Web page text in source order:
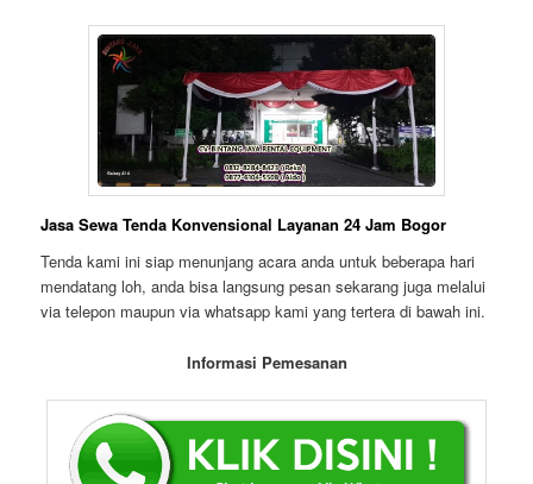
Jasa Sewa Tenda Konvensional Layanan 24 Jam Bogor
Tenda kami ini siap menunjang acara anda untuk beberapa hari
mendatang loh, anda bisa langsung pesan sekarang juga melalui
via telepon maupun via whatsapp kami yang tertera di bawah ini.
Informasi Pemesanan